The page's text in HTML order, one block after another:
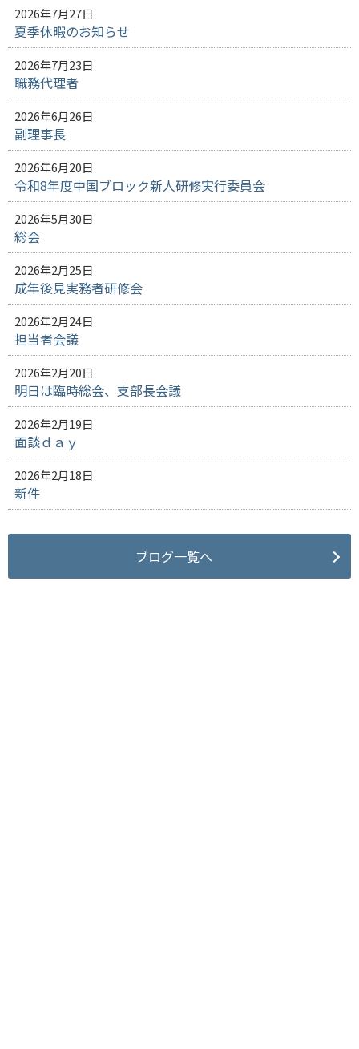
2026年7月27日
夏季休暇のお知らせ
2026年7月23日
職務代理者
2026年6月26日
副理事長
2026年6月20日
令和8年度中国ブロック新人研修実行委員会
2026年5月30日
総会
2026年2月25日
成年後見実務者研修会
2026年2月24日
担当者会議
2026年2月20日
明日は臨時総会、支部長会議
2026年2月19日
面談ｄａｙ
2026年2月18日
新件
ブログ一覧へ